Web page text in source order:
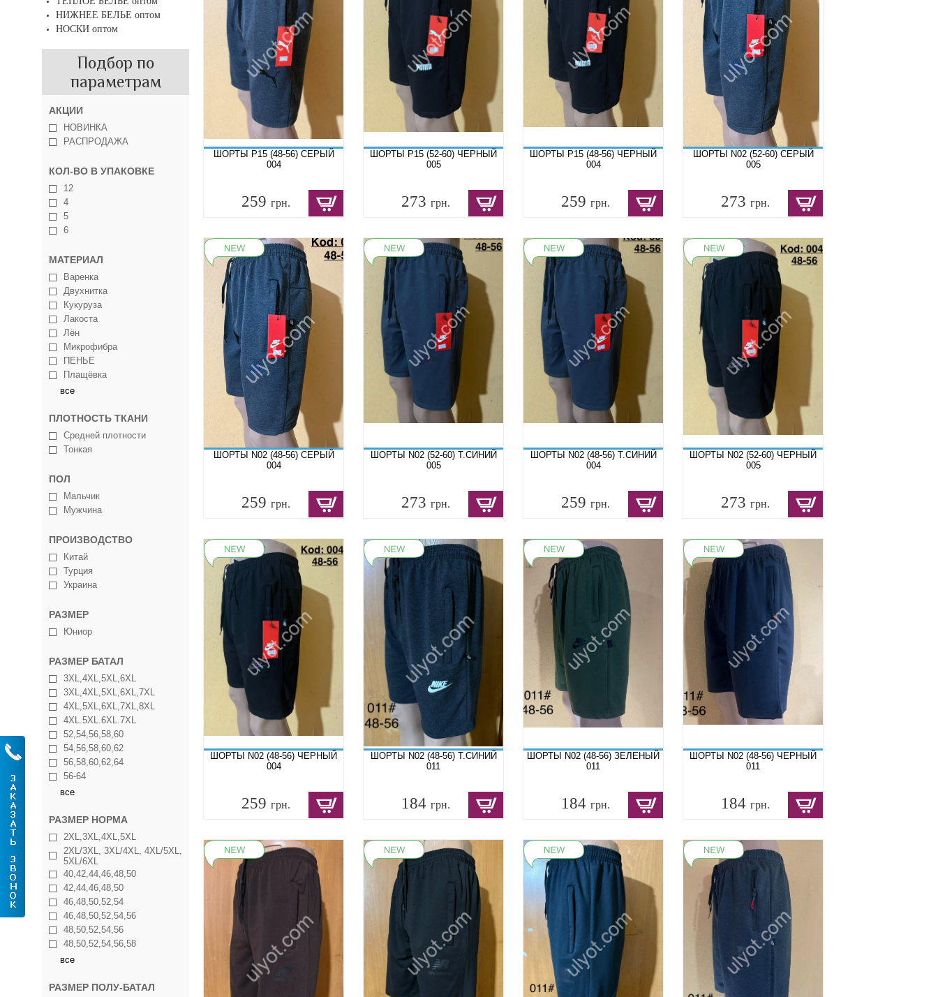
НИЖНЕЕ БЕЛЬЕ оптом
НОСКИ оптом
Подбор по
параметрам
АКЦИИ
НОВИНКА
РАСПРОДАЖА
КОЛ-ВО В УПАКОВКЕ
12
4
5
6
МАТЕРИАЛ
Варенка
Двухнитка
Кукуруза
Лакоста
Лён
Микрофибра
ПЕНЬЕ
Плащёвка
все
ПЛОТНОСТЬ ТКАНИ
Средней плотности
Тонкая
ПОЛ
Мальчик
Мужчина
ПРОИЗВОДСТВО
Китай
Турция
Украина
РАЗМЕР
Юниор
РАЗМЕР БАТАЛ
3XL,4XL,5XL,6XL
3XL,4XL,5XL,6XL,7XL
4XL,5XL,6XL,7XL,8XL
4XL.5XL.6XL.7XL
52,54,56,58,60
54,56,58,60,62
56,58,60,62,64
56-64
все
РАЗМЕР НОРМА
2XL,3XL,4XL,5XL
2XL/3XL, 3XL/4XL, 4XL/5XL,
5XL/6XL
40,42,44,46,48,50
42,44,46,48,50
46,48,50,52,54
46,48,50,52,54,56
48,50,52,54,56
48,50,52,54,56,58
все
РАЗМЕР ПОЛУ-БАТАЛ
ШОРТЫ P15 (48-56) СЕРЫЙ
004
259 грн.
ШОРТЫ P15 (52-60) ЧЕРНЫЙ
005
273 грн.
ШОРТЫ P15 (48-56) ЧЕРНЫЙ
004
259 грн.
ШОРТЫ N02 (52-60) СЕРЫЙ
005
273 грн.
ШОРТЫ N02 (48-56) СЕРЫЙ
004
259 грн.
ШОРТЫ N02 (52-60) Т.СИНИЙ
005
273 грн.
ШОРТЫ N02 (48-56) Т.СИНИЙ
004
259 грн.
ШОРТЫ N02 (52-60) ЧЕРНЫЙ
005
273 грн.
ШОРТЫ N02 (48-56) ЧЕРНЫЙ
004
259 грн.
ШОРТЫ N02 (48-56) Т.СИНИЙ
011
184 грн.
ШОРТЫ N02 (48-56) ЗЕЛЕНЫЙ
011
184 грн.
ШОРТЫ N02 (48-56) ЧЕРНЫЙ
011
184 грн.